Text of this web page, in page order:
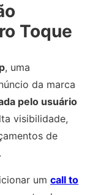
Toque
, uma
da marca
pelo usuário
visibilidade,
de
um call to